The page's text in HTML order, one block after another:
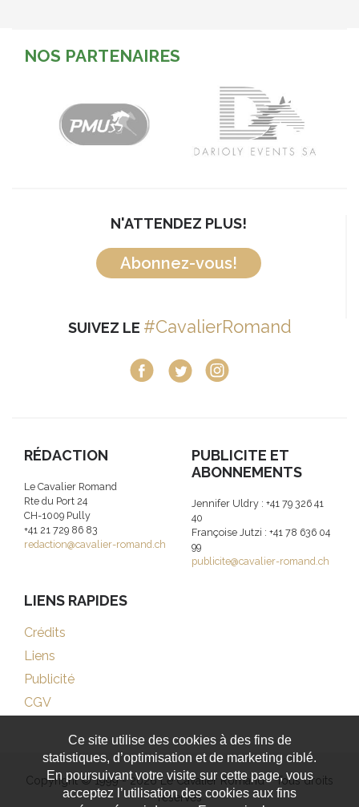
NOS PARTENAIRES
N'ATTENDEZ PLUS!
Abonnez-vous!
SUIVEZ LE #CavalierRomand
RÉDACTION
Le Cavalier Romand
Rte du Port 24
CH-1009 Pully
+41 21 729 86 83
redaction@cavalier-romand.ch
PUBLICITE ET
ABONNEMENTS
Jennifer Uldry : +41 79 326 41
40
Françoise Jutzi : +41 78 636 04
99
publicite@cavalier-romand.ch
LIENS RAPIDES
Crédits
Liens
Publicité
CGV
Copyright © 1999 - 2026 Le Cavalier Romand - Tous droits
réservés
Ce site utilise des cookies à des fins de
statistiques, d’optimisation et de marketing ciblé.
En poursuivant votre visite sur cette page, vous
acceptez l’utilisation des cookies aux fins